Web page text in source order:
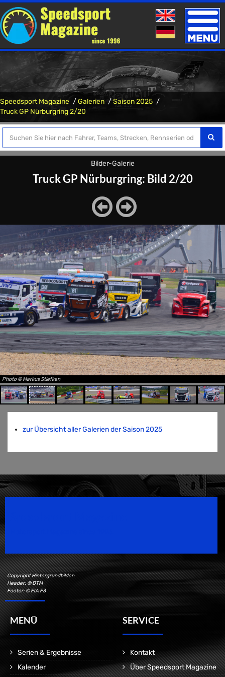
Toggle
Speedsport Magazine Galerien
Saison 2025
Truck GP Nürburgring 2/20
Bilder-Galerie
Truck GP Nürburgring: Bild 2/20
Photo © Markus Stiefken
zur Übersicht aller Galerien der Saison 2025
Copyright Hintergrundbilder:
Header: © DTM
Footer: © FIA F3
MENÜ
Serien & Ergebnisse
Kalender
SERVICE
Kontakt
Über Speedsport Magazine